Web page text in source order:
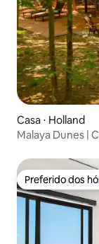
Casa ⋅ Holland
Malaya Dunes |
Preferido dos
Preferido dos